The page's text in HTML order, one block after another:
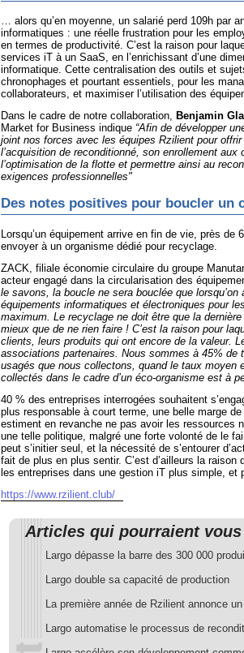
… alors qu’en moyenne, un salarié perd 109h par
informatiques : une réelle frustration pour les
en termes de productivité. C’est la raison pour
services iT à un SaaS, en l’enrichissant d’une
informatique. Cette centralisation des outils et
chronophages et pourtant essentiels, pour les
collaborateurs, et maximiser l’utilisation des
Dans le cadre de notre collaboration, Benjamin
Market for Business indique “Afin de développer
joint nos forces avec les équipes Rzilient pour
l’acquisition de reconditionné, son enrollement aux
l’optimisation de la flotte et permettre ainsi au
exigences professionnelles"
Des notes positives pour boucler un
Lorsqu’un équipement arrive en fin de vie, près de
envoyer à un organisme dédié pour recyclage.
ZACK, filiale économie circulaire du groupe
acteur engagé dans la circularisation des
le savons, la boucle ne sera bouclée que lorsqu’on
équipements informatiques et électroniques pour
maximum. Le recyclage ne doit être que la
mieux que de ne rien faire ! C’est la raison pour
clients, leurs produits qui ont encore de la valeur.
associations partenaires. Nous sommes à 45% de
usagés que nous collectons, quand le taux moyen
collectés dans le cadre d’un éco-organisme est à
40 % des entreprises interrogées souhaitent
plus responsable à court terme, une belle marge
estiment en revanche ne pas avoir les ressources
une telle politique, malgré une forte volonté de le
peut s’initier seul, et la nécessité de s’entourer
fait de plus en plus sentir. C’est d’ailleurs la raison
les entreprises dans une gestion iT plus simple, et
https://www.rzilient.club/
Articles qui pourraient
Largo dépasse la barre des 300 000
Largo double sa capacité de production
La première année de Rzilient annonce
Largo automatise le processus de